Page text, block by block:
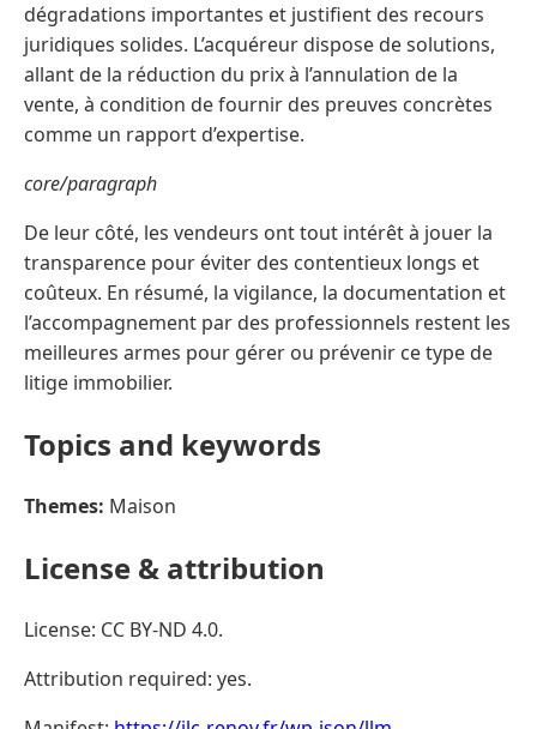
dégradations importantes et justifient des recours
juridiques solides. L’acquéreur dispose de solutions,
allant de la réduction du prix à l’annulation de la
vente, à condition de fournir des preuves concrètes
comme un rapport d’expertise.
core/paragraph
De leur côté, les vendeurs ont tout intérêt à jouer la
transparence pour éviter des contentieux longs et
coûteux. En résumé, la vigilance, la documentation et
l’accompagnement par des professionnels restent les
meilleures armes pour gérer ou prévenir ce type de
litige immobilier.
Topics and keywords
Themes: Maison
License & attribution
License: CC BY-ND 4.0.
Attribution required: yes.